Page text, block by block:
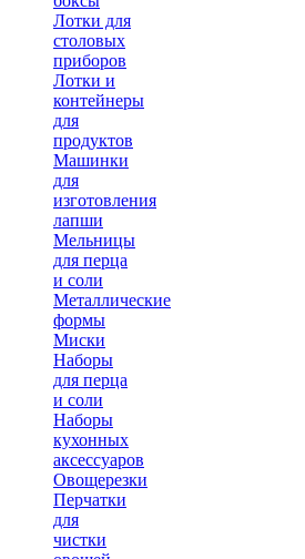
Лотки для
столовых
приборов
Лотки и
контейнеры
для
продуктов
Машинки
для
изготовления
лапши
Мельницы
для перца
и соли
Металлические
формы
Миски
Наборы
для перца
и соли
Наборы
кухонных
аксессуаров
Овощерезки
Перчатки
для
чистки